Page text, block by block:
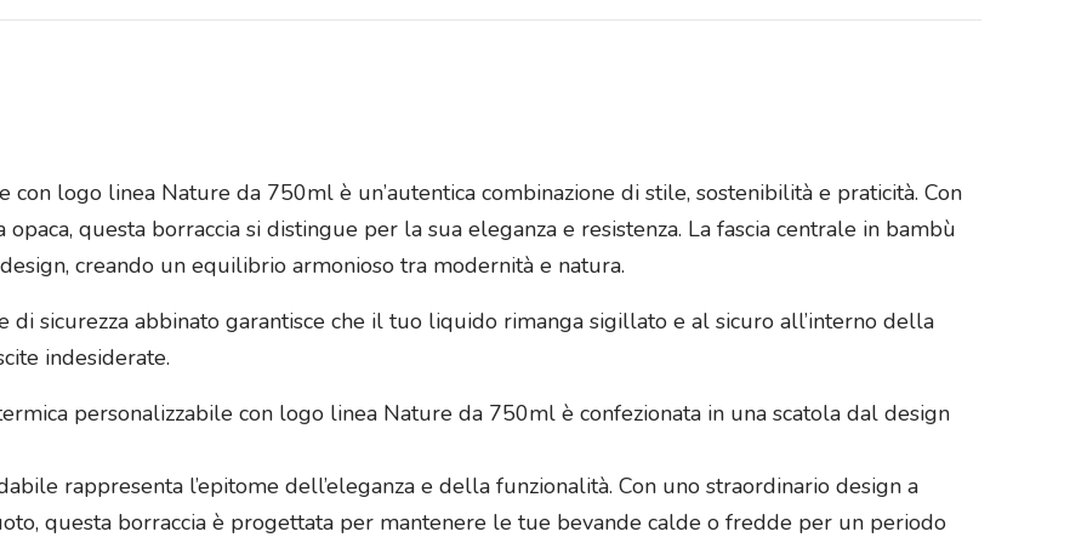
con logo linea Nature da 750ml è un’autentica combinazione di stile, sostenibilità e praticità. Con
questa borraccia si distingue per la sua eleganza e resistenza. La fascia centrale in bambù
creando un equilibrio armonioso tra modernità e natura.
di sicurezza abbinato garantisce che il tuo liquido rimanga sigillato e al sicuro all’interno della
indesiderate.
personalizzabile con logo linea Nature da 750ml è confezionata in una scatola dal design
rappresenta l’epitome dell’eleganza e della funzionalità. Con uno straordinario design a
questa borraccia è progettata per mantenere le tue bevande calde o fredde per un periodo